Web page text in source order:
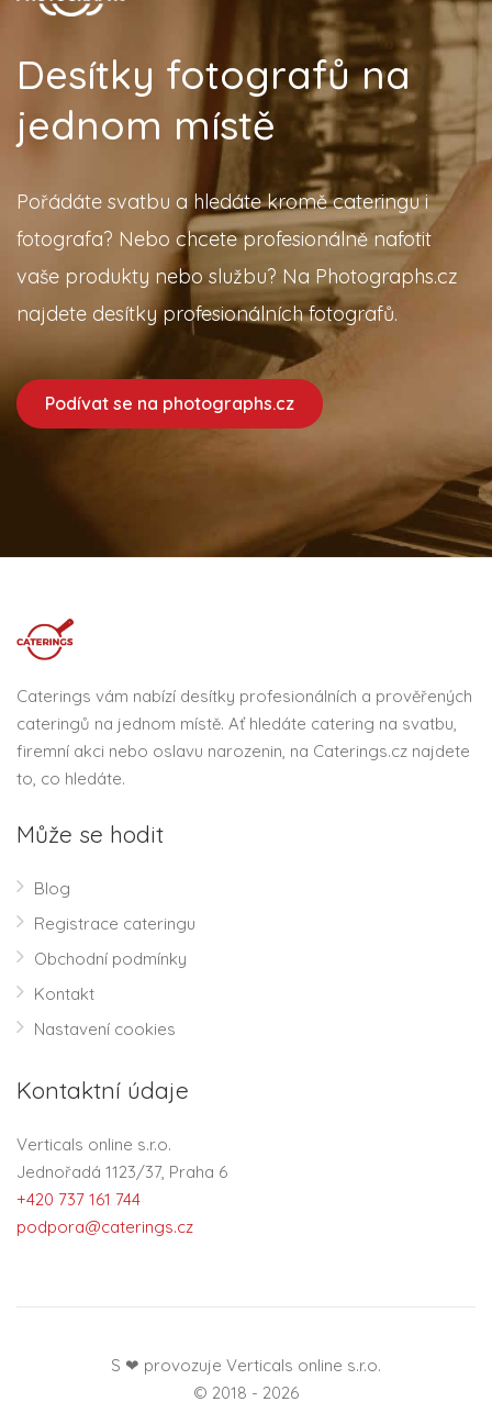
Desítky fotografů na
jednom místě
Pořádáte svatbu a hledáte kromě cateringu i
fotografa? Nebo chcete profesionálně nafotit
vaše produkty nebo službu? Na Photographs.cz
najdete desítky profesionálních fotografů.
Podívat se na photographs.cz
Caterings vám nabízí desítky profesionálních a prověřených
cateringů na jednom místě. Ať hledáte catering na svatbu,
firemní akci nebo oslavu narozenin, na Caterings.cz najdete
to, co hledáte.
Může se hodit
Blog
Registrace cateringu
Obchodní podmínky
Kontakt
Nastavení cookies
Kontaktní údaje
Verticals online s.r.o.
Jednořadá 1123/37, Praha 6
+420 737 161 744
podpora@caterings.cz
S ❤ provozuje Verticals online s.r.o.
© 2018 - 2026